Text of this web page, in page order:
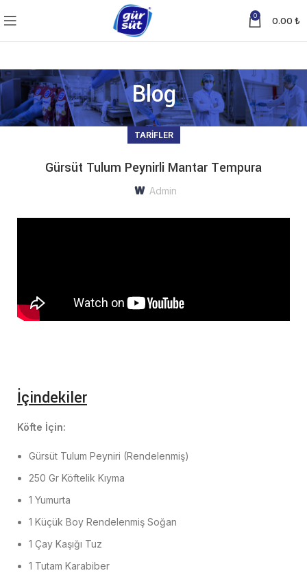
0 0.00 ₺
Blog
TARIFLER
Gürsüt Tulum Peynirli Mantar Tempura
Admin
İçindekiler
Köfte İçin:
Gürsüt Tulum Peyniri (Rendelenmiş)
250 Gr Köftelik Kıyma
1 Yumurta
1 Küçük Boy Rendelenmiş Soğan
1 Çay Kaşığı Tuz
1 Tutam Karabiber